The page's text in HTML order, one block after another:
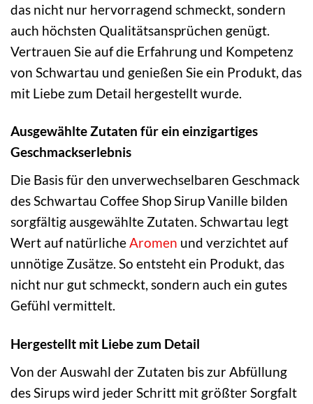
das nicht nur hervorragend schmeckt, sondern
auch höchsten Qualitätsansprüchen genügt.
Vertrauen Sie auf die Erfahrung und Kompetenz
von Schwartau und genießen Sie ein Produkt, das
mit Liebe zum Detail hergestellt wurde.
Ausgewählte Zutaten für ein einzigartiges
Geschmackserlebnis
Die Basis für den unverwechselbaren Geschmack
des Schwartau Coffee Shop Sirup Vanille bilden
sorgfältig ausgewählte Zutaten. Schwartau legt
Wert auf natürlicheAromen und verzichtet auf
unnötige Zusätze. So entsteht ein Produkt, das
nicht nur gut schmeckt, sondern auch ein gutes
Gefühl vermittelt.
Hergestellt mit Liebe zum Detail
Von der Auswahl der Zutaten bis zur Abfüllung
des Sirups wird jeder Schritt mit größter Sorgfalt